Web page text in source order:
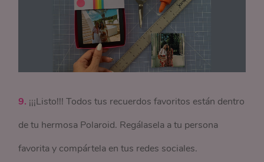
9. ¡¡¡Listo!!! Todos tus recuerdos favoritos están dentro
de tu hermosa Polaroid. Regálasela a tu persona
favorita y compártela en tus redes sociales.